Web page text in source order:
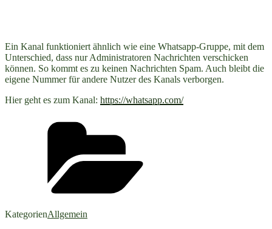
Ein Kanal funktioniert ähnlich wie eine Whatsapp-Gruppe, mit dem
Unterschied, dass nur Administratoren Nachrichten verschicken
können. So kommt es zu keinen Nachrichten Spam. Auch bleibt die
eigene Nummer für andere Nutzer des Kanals verborgen.
Hier geht es zum Kanal: https://whatsapp.com/
KategorienAllgemein